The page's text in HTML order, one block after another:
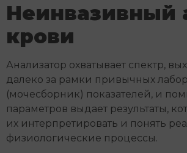
Неинвазивный
крови
Анализатор охватывает спектр,
далеко за рамки привычных
(мочесборник) показателей, и
параметров выдает результаты,
их интерпретировать и понять
физиологические процессы.